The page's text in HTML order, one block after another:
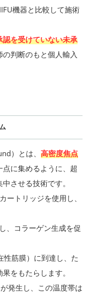
機器と比較して施術
認を受けていない未承
判断のもと個人輸入
）とは、 高密度焦点
に集めるように、超
させる技術です。
ートリッジを使用し、
、コラーゲン生成を促
性筋膜）に到達し、た
をもたらします。
発生し、この温度帯は